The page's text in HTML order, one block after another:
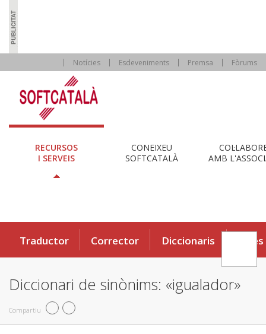
Notícies Esdeveniments Premsa Fòrums
RECURSOS
I SERVEIS
CONEIXEU
SOFTCATALÀ
AMB
Traductor Corrector Diccionaris Eines
Diccionari de sinònims: «igualador»
Compartiu